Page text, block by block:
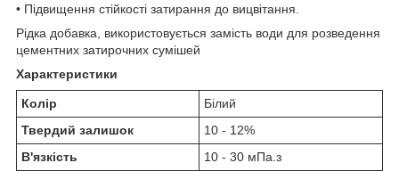
• Підвищення стійкості затирання до вицвітання.
Рідка добавка, використовується замість води для розведення
цементних затирочних сумішей
Характеристики
Колір
Білий
Твердий залишок
10 - 12%
В'язкість
10 - 30 мПа.з